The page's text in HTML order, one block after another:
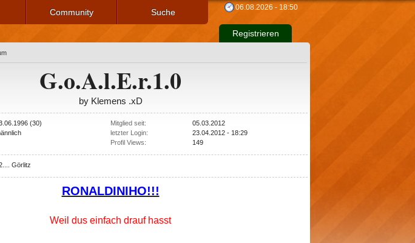
Community Suche 06.08.2026 - 18:50
Registrieren
G.o.A.l.E.r.1.0
by Klemens .xD
(30) Mitglied seit:
05.03.2012
letzter Login:
23.04.2012 - 18:29
Profil Views:
149
Görlitz
RONALDINIHO!!!
Weil dus einfach drauf hasst